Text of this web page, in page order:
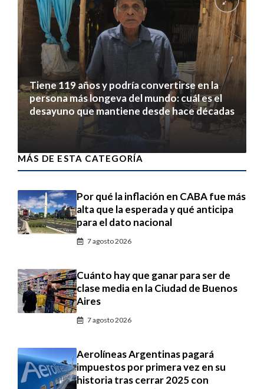
Tiene 119 años y podría convertirse en la
persona más longeva del mundo: cuál es el
desayuno que mantiene desde hace décadas
MÁS DE ESTA CATEGORÍA
Por qué la inflación en CABA fue más
alta que la esperada y qué anticipa
para el dato nacional
7 agosto 2026
Cuánto hay que ganar para ser de
clase media en la Ciudad de Buenos
Aires
7 agosto 2026
Aerolíneas Argentinas pagará
impuestos por primera vez en su
historia tras cerrar 2025 con